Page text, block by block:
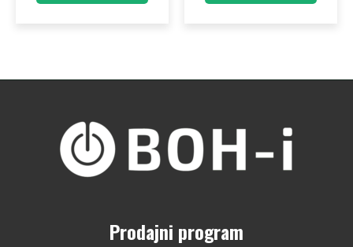
Prodajni program